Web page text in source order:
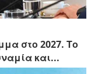
στο 2027. Το
και...